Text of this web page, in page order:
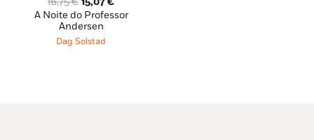
preço
original
era:
preço
A Noite do Professor
Andersen
Dag Solstad